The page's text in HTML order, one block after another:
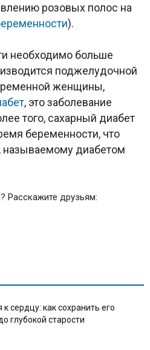
розовых полос на
).
необходимо больше
поджелудочной
женщины,
, это заболевание
того, сахарный диабет
беременности, что
называемому диабетом
Расскажите друзьям:
к сердцу: как сохранить его
глубокой старости